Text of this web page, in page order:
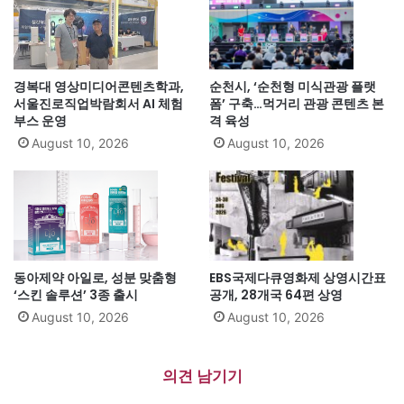
경복대 영상미디어콘텐츠학과,
서울진로직업박람회서 AI 체험
부스 운영
August 10, 2026
순천시, ‘순천형 미식관광 플랫
폼’ 구축…먹거리 관광 콘텐츠 본
격 육성
August 10, 2026
동아제약 아일로, 성분 맞춤형
‘스킨 솔루션’ 3종 출시
August 10, 2026
EBS국제다큐영화제 상영시간표
공개, 28개국 64편 상영
August 10, 2026
의견 남기기